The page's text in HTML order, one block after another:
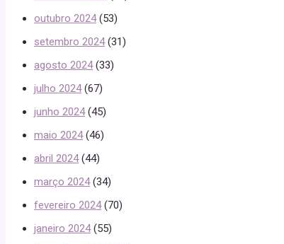
outubro 2024(53)
setembro 2024(31)
agosto 2024(33)
julho 2024(67)
junho 2024(45)
maio 2024(46)
abril 2024(44)
março 2024(34)
fevereiro 2024(70)
janeiro 2024(55)